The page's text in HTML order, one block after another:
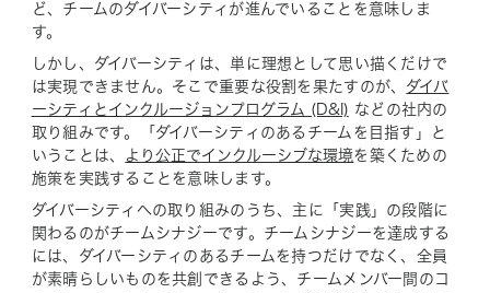
ど、チームのダイバーシティが進んでいることを意味しま
す。
しかし、ダイバーシティは、単に理想として思い描くだけで
は実現できません。そこで重要な役割を果たすのが、 ダイバ
ーシティとインクルージョンプログラム (D&I) などの社内の
取り組みです。「ダイバーシティのあるチームを目指す」と
いうことは、
より公正でインクルーシブな環境を築くための
施策を実践することを意味します。
ダイバーシティへの取り組みのうち、主に「実践」の段階に
関わるのがチームシナジーです。チームシナジーを達成する
には、ダイバーシティのあるチームを持つだけでなく、全員
が素晴らしいものを共創できるよう、チームメンバー間のコ